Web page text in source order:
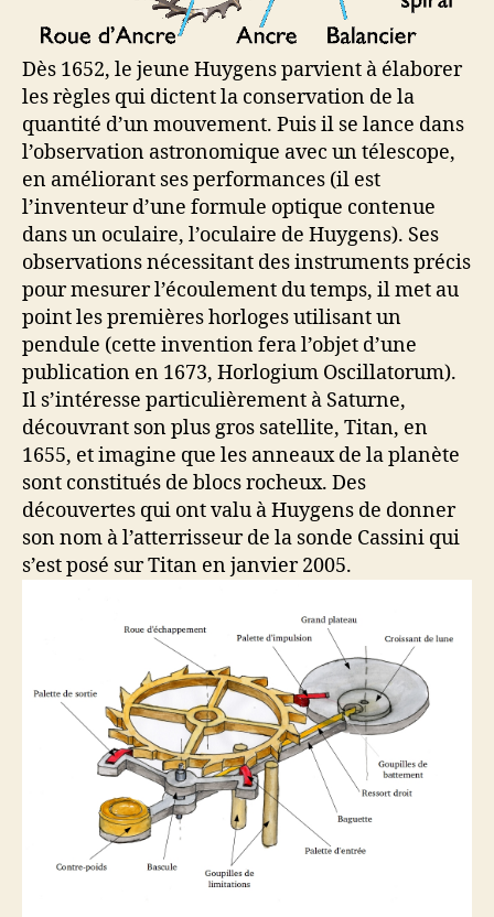
Dès 1652, le jeune Huygens parvient à élaborer
les règles qui dictent la conservation de la
quantité d’un mouvement. Puis il se lance dans
l’observation astronomique avec un télescope,
en améliorant ses performances (il est
l’inventeur d’une formule optique contenue
dans un oculaire, l’oculaire de Huygens). Ses
observations nécessitant des instruments précis
pour mesurer l’écoulement du temps, il met au
point les premières horloges utilisant un
pendule (cette invention fera l’objet d’une
publication en 1673, Horlogium Oscillatorum).
Il s’intéresse particulièrement à Saturne,
découvrant son plus gros satellite, Titan, en
1655, et imagine que les anneaux de la planète
sont constitués de blocs rocheux. Des
découvertes qui ont valu à Huygens de donner
son nom à l’atterrisseur de la sonde Cassini qui
s’est posé sur Titan en janvier 2005.